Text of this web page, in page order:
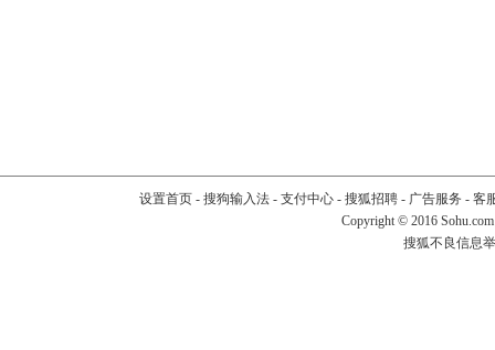
设置首页- 搜狗输入法- 支付中心- 搜狐招聘- 广告服务 - 客
Copyright © 2016
搜狐不良信息